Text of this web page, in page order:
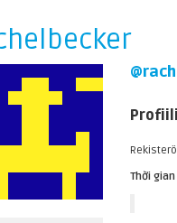
Profiili
Thời